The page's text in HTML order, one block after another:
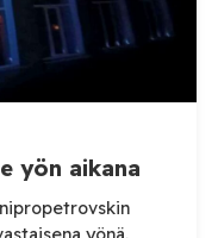
yön aikana